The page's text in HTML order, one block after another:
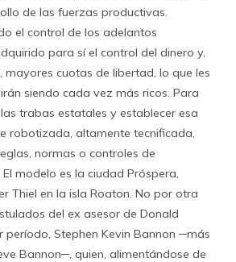
de las fuerzas productivas.
el control de los adelantos
para sí el control del dinero y,
mayores cuotas de libertad, lo que les
siendo cada vez más ricos. Para
trabas estatales y establecer esa
robotizada, altamente tecnificada,
normas o controles de
modelo es la ciudad Próspera,
Thiel en la isla Roaton. No por otra
del ex asesor de Donald
período, Stephen Kevin Bannon ─más
Bannon─, quien, alimentándose de